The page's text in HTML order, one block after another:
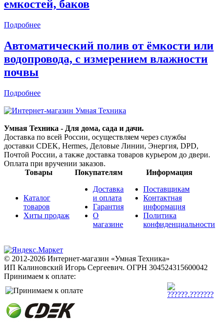
емкостей, баков
Подробнее
Автоматический полив от ёмкости или
водопровода, с измерением влажности
почвы
Подробнее
Умная Техника - Для дома, сада и дачи.
Доставка по всей России, осуществляем через службы
доставки CDEK, Hermes, Деловые Линии, Энергия, DPD,
Почтой России, а также доставка товаров курьером до двери.
Оплата при вручении заказов.
Товары
Покупателям Информация
Каталог
товаров
Хиты продаж
Доставка
и оплата
Гарантия
О
магазине
Поставщикам
Контактная
информация
Политика
конфиденциальности
© 2012-2026 Интернет-магазин «Умная Техника»
ИП Калиновский Игорь Сергеевич. ОГРН 304524315600042
Принимаем к оплате: